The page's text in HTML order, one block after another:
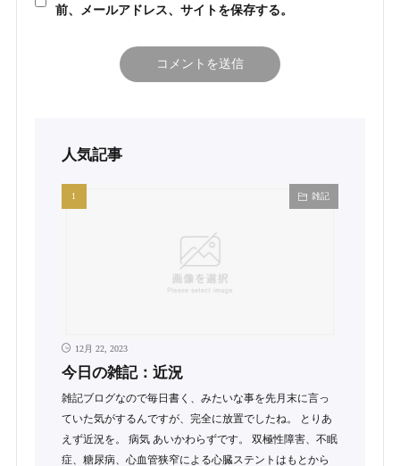
前、メールアドレス、サイトを保存する。
人気記事
雑記
12月 22, 2023
今日の雑記：近況
雑記ブログなので毎日書く、みたいな事を先月末に言っ
ていた気がするんですが、完全に放置でしたね。 とりあ
えず近況を。 病気 あいかわらずです。 双極性障害、不眠
症、糖尿病、心血管狭窄による心臓ステントはもとから